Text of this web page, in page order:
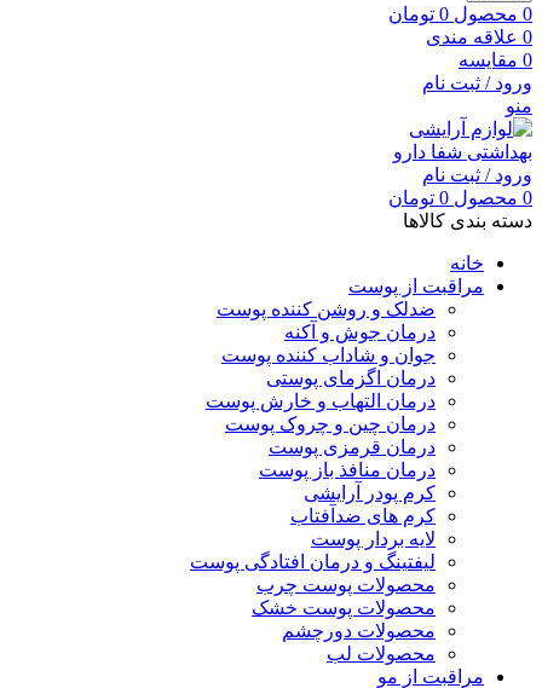
0 محصول 0 تومان
0 علاقه مندی
0 مقایسه
ورود / ثبت نام
منو
ورود / ثبت نام
0 محصول 0 تومان
دسته بندی کالاها
خانه
مراقبت از پوست
ضدلک و روشن کننده پوست
درمان جوش و آکنه
جوان و شاداب کننده پوست
درمان اگزمای پوستی
درمان التهاب و خارش پوست
درمان چین و چروک پوست
درمان قرمزی پوست
درمان منافذ باز پوست
کرم پودر آرایشی
کرم های ضدآفتاب
لایه بردار پوست
لیفتینگ و درمان افتادگی پوست
محصولات پوست چرب
محصولات پوست خشک
محصولات دورچشم
محصولات لب
مراقبت از مو